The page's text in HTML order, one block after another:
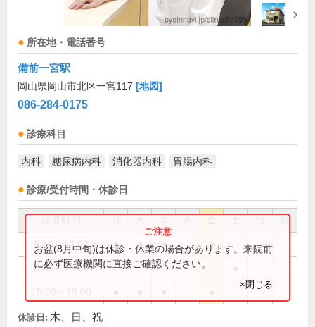
所在地・電話番号
備前一宮駅
岡山県岡山市北区一宮117 [地図]
086-284-0175
診療科目
内科 糖尿病内科 消化器内科 胃腸内科
診療/受付時間・休診日
祝
8:30～12:00 ● ● ● ●
8:30～13:00
お盆(8月中旬)は休診・休業の場合があります。来院前
に必ず医療機関に直接ご確認ください。
×閉じる
休診日: 木、日、祝